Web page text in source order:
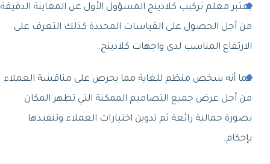
يعتبر معلم تركيب كلادينج المسؤول الأول عن المعاينة الدقيقة
من أجل الحصول على القياسات المحددة كذلك التعرف على
الارتفاع المناسب لدى واجهات كلادينج.
كما أنه شخص منظم للغاية مما يحرص على مناقشة العملاء
من أجل عرض جميع التصاميم الممكنة التي تظهر المكان
بصورة جمالية رائعة ثم تدوين اختيارات العملاء وتنفيذها
بإحكام.